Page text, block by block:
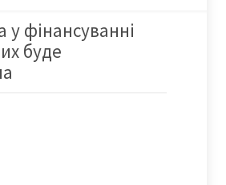
у фінансуванні
буде